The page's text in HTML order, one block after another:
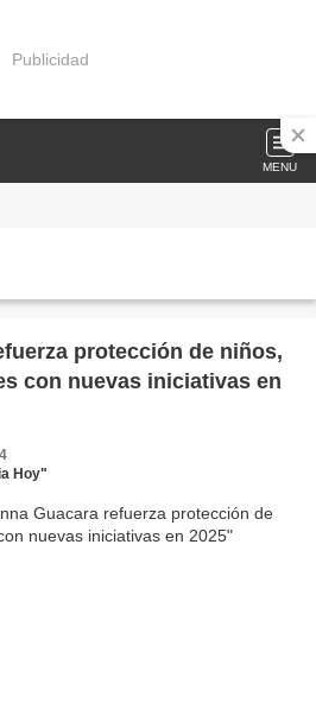
Publicidad
MENU
protección de niños,
con nuevas iniciativas en
Hoy"